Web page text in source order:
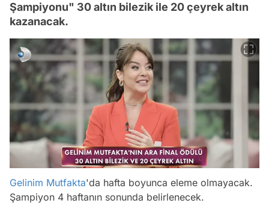
Şampiyonu" 30 altın bilezik ile 20 çeyrek altın
kazanacak.
Gelinim Mutfakta'da hafta boyunca eleme olmayacak.
Şampiyon 4 haftanın sonunda belirlenecek.